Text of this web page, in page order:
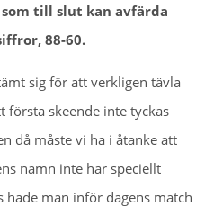
till slut kan avfärda
88-60.
sig för att verkligen tävla
skeende inte tyckas
då måste vi ha i åtanke att
namn inte har speciellt
hade man inför dagens match